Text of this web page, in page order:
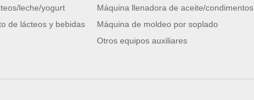
leche/yogurt
Máquina llenadora de aceite/condimentos
de lácteos y bebidas
Máquina de moldeo por soplado
Otros equipos auxiliares